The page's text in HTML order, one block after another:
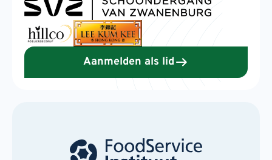
Aanmelden als lid